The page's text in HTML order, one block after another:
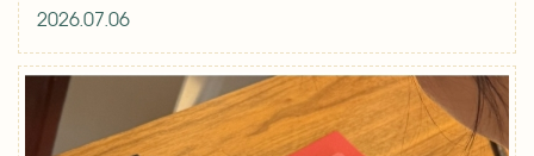
2026.07.06